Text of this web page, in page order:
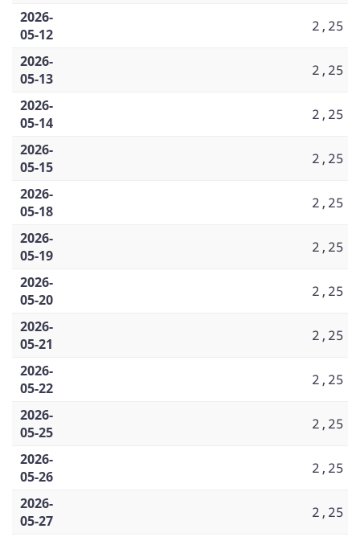
2026-
05-12
2,25
2026-
05-13
2,25
2026-
05-14
2,25
2026-
05-15
2,25
2026-
05-18
2,25
2026-
05-19
2,25
2026-
05-20
2,25
2026-
05-21
2,25
2026-
05-22
2,25
2026-
05-25
2,25
2026-
05-26
2,25
2026-
05-27
2,25